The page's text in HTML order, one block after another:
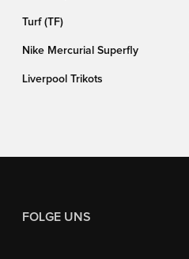
Turf (TF)
Nike Mercurial Superfly
Liverpool Trikots
FOLGE UNS